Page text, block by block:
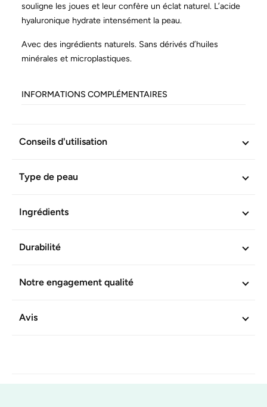
souligne les joues et leur confère un éclat naturel. L’acide
hyaluronique hydrate intensément la peau.
Avec des ingrédients naturels. Sans dérivés d’huiles
minérales et microplastiques.
INFORMATIONS COMPLÉMENTAIRES
Conseils d'utilisation
Type de peau
Ingrédients
Durabilité
Notre engagement qualité
Avis